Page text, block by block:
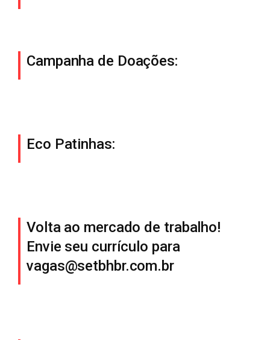
Campanha de Doações:
Eco Patinhas:
Volta ao mercado de trabalho!
Envie seu currículo para
vagas@setbhbr.com.br